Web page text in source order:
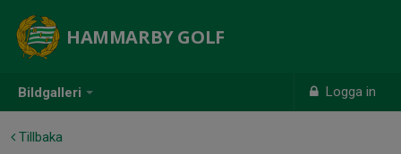
Bildgalleri Logga in
HAMMARBY GOLF
Tillbaka